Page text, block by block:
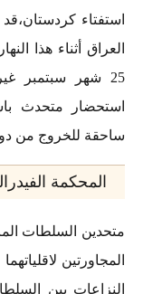
استفتاء
العراق أثناء هذا
25 شهر سبتمبر
استحضار متحدث
ساحقة للخروج من
المحكمة
متحدين السلطات
المجاورتين
النزاعات بين